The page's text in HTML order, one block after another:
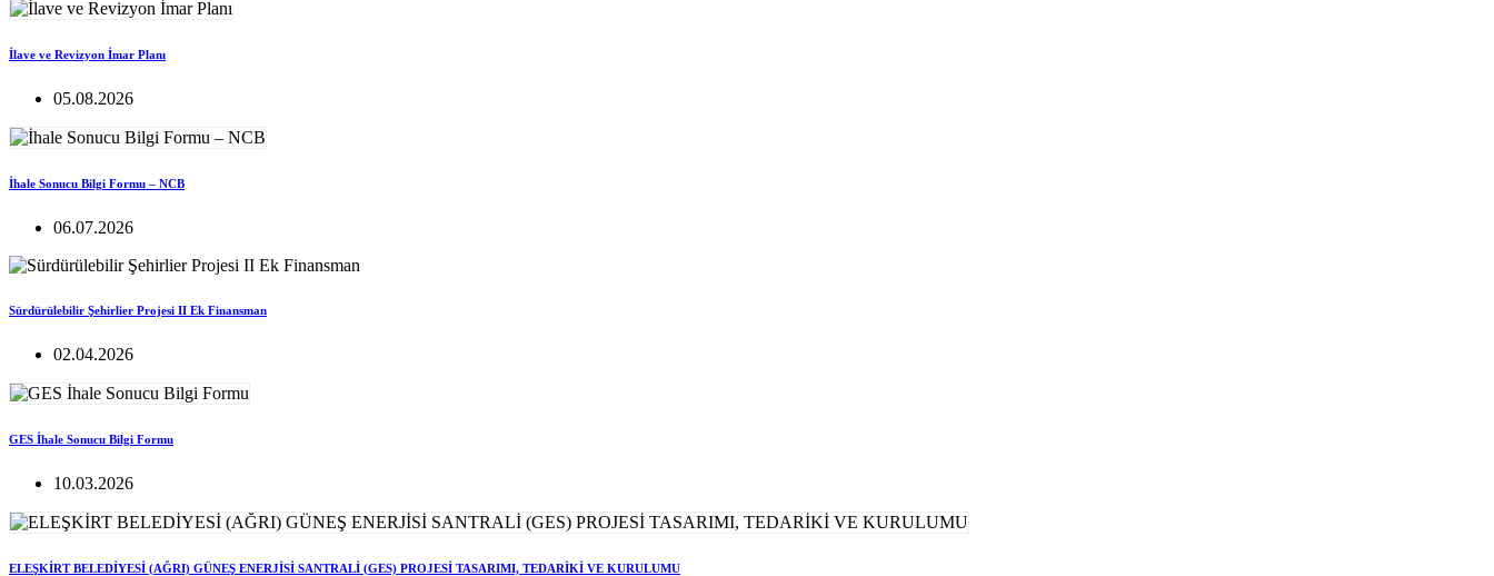
İlave ve Revizyon İmar Planı
05.08.2026
İhale Sonucu Bilgi Formu – NCB
06.07.2026
Sürdürülebilir Şehirlier Projesi II Ek Finansman
02.04.2026
GES İhale Sonucu Bilgi Formu
10.03.2026
ELEŞKİRT BELEDİYESİ (AĞRI) GÜNEŞ ENERJİSİ SANTRALİ (GES) PROJESİ TASARIMI, TEDARİKİ VE KURULUMU